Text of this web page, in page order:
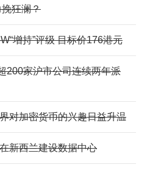
狂澜？
增持”评级 目标价176港元
200家沪市公司连续两年派
对加密货币的兴趣日益升温
新西兰建设数据中心